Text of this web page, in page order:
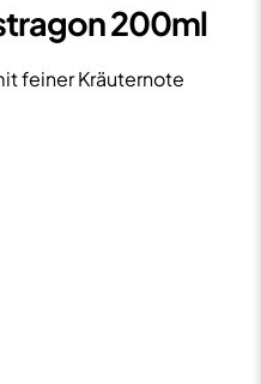
200ml
feiner Kräuternote